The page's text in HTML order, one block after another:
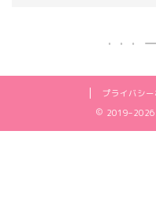
プライバシ
2019–2026